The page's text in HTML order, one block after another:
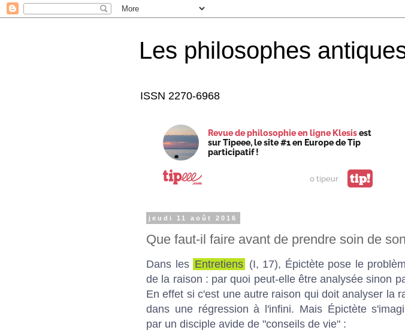
Les philosophes
ISSN 2270-6968
Revue de philosophie en ligne Klesisest
sur Tipeee, le site #1 en Europe de Tip
participatif !
0 tipeur tip!
jeudi 11 août 2016
Que faut-il faire avant de prendre soin de
Dans les Entretiens (I, 17), Épictète pose le
de la raison : par quoi peut-elle être analysée sinon
En effet si c'est une autre raison qui doit analyser la
dans une régression à l'infini. Mais Épictète
par un disciple avide de "conseils de vie" :